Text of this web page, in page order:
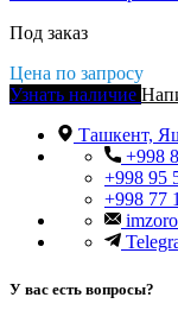
Под заказ
Цена по запросу
Узнать наличие
Ташкент,
+998
+998 95
+998 77
У вас есть вопросы?